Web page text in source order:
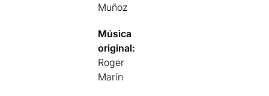
Muñoz
Música
original:
Roger
Marín